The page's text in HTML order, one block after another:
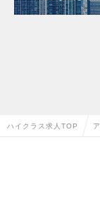
ハイクラス求人TOP